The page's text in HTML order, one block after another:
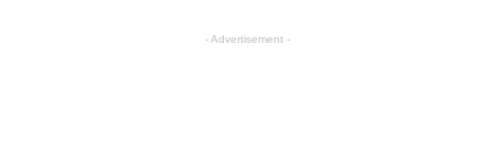
- Advertisement -